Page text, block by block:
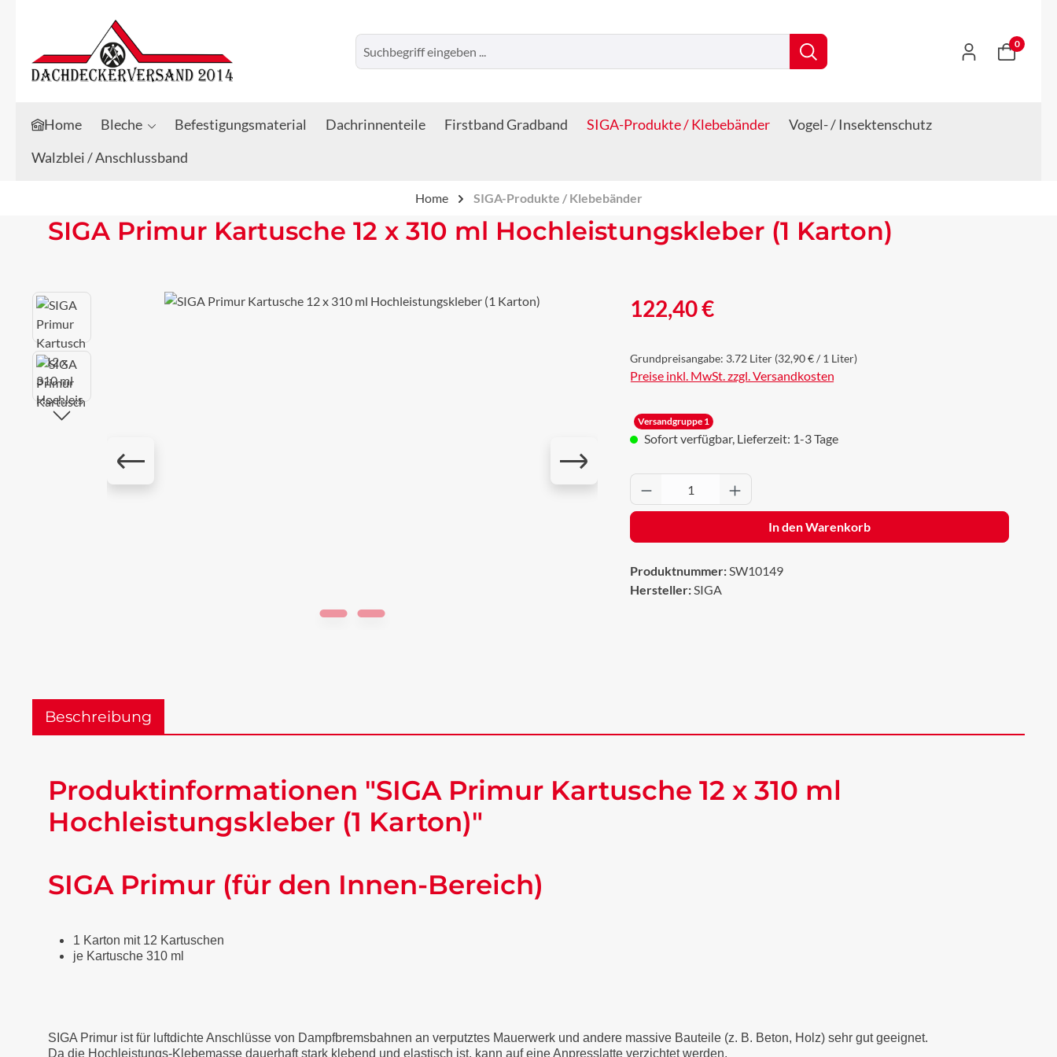
Zum Hauptinhalt springen
Zur Suche springen
0
Home Bleche Befestigungsmaterial Dachrinnenteile Firstband Gradband SIGA-Produkte / Klebebänder
Vogel- / Insektenschutz
Walzblei / Anschlussband
Home SIGA-Produkte / Klebebänder
SIGA Primur Kartusche 12 x 310 ml Hochleistungskleber (1 Karton)
Bildergalerie überspringen Regulärer Preis:
122,40 €
Grundpreisangabe: 3.72 Liter (32,90 € / 1 Liter)
Preise inkl. MwSt. zzgl. Versandkosten
Versandgruppe 1
Sofort verfügbar, Lieferzeit: 1-3 Tage
Produkt Anzahl: Gib den gewünschten Wert ein
In den Warenkorb
Produktnummer:SW10149
Hersteller:SIGA
Beschreibung
Produktinformationen "SIGA Primur Kartusche 12 x 310 ml
Hochleistungskleber (1 Karton)"
SIGA Primur (für den Innen-Bereich)
1 Karton mit 12 Kartuschen
je Kartusche 310 ml
SIGA Primur ist für luftdichte Anschlüsse von Dampfbremsbahnen an verputztes Mauerwerk und andere massive Bauteile (z. B. Beton, Holz) sehr gut geeignet.
Da die Hochleistungs-Klebemasse dauerhaft stark klebend und elastisch ist, kann auf eine Anpresslatte verzichtet werden.